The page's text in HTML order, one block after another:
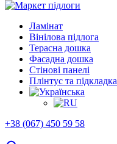
Ламінат
Вінілова підлога
Терасна дошка
Фасадна дошка
Стінові панелі
Плінтус та підкладка
+38 (067) 450 59 58